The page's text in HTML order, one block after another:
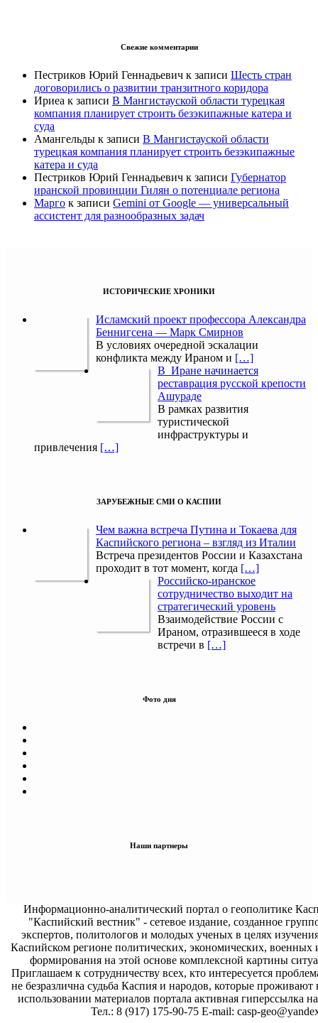
Свежие комментарии
Пестриков Юрий Геннадьевич к записи Шесть стран
договорились о развитии транзитного коридора
Ириеа к записи В Мангистауской области турецкая
компания планирует строить безэкипажные катера и
суда
Амангельды к записи В Мангистауской области
турецкая компания планирует строить безэкипажные
катера и суда
Пестриков Юрий Геннадьевич к записи Губернатор
иранской провинции Гилян о потенциале региона
Марго к записи Gemini от Google — универсальный
ассистент для разнообразных задач
ИСТОРИЧЕСКИЕ ХРОНИКИ
Исламский проект профессора Александра
Беннигсена — Марк Смирнов
В условиях очередной эскалации
конфликта между Ираном и […]
В Иране начинается
реставрация русской крепости
Ашураде
В рамках развития
туристической
инфраструктуры и
привлечения […]
ЗАРУБЕЖНЫЕ СМИ О КАСПИИ
Чем важна встреча Путина и Токаева для
Каспийского региона – взгляд из Италии
Встреча президентов России и Казахстана
проходит в тот момент, когда […]
Российско-иранское
сотрудничество выходит на
стратегический уровень
Взаимодействие России с
Ираном, отразившееся в ходе
встречи в […]
Фото дня
Наши партнеры
Информационно-аналитический портал о геополитике
"Каспийский вестник" - сетевое издание, созданное
экспертов, политологов и молодых ученых в целях
Каспийском регионе политических, экономических, военных
формирования на этой основе комплексной картины
Приглашаем к сотрудничеству всех, кто интересуется
не безразлична судьба Каспия и народов, которые проживают
использовании материалов портала активная гиперссылка на
Тел.: 8 (917) 175-90-75 E-mail: casp-